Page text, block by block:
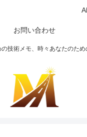
技術メモ、時々あなたのため
お問い合わせ